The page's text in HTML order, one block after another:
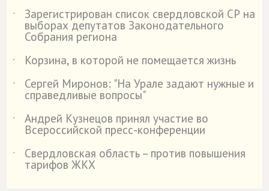
˙ Зарегистрирован список свердловской СР на
выборах депутатов Законодательного
Собрания региона
˙
Корзина, в которой не помещается жизнь
˙
Сергей Миронов: "На Урале задают нужные и
справедливые вопросы"
˙
Андрей Кузнецов принял участие во
Всероссийской пресс-конференции
˙
Свердловская область – против повышения
тарифов ЖКХ